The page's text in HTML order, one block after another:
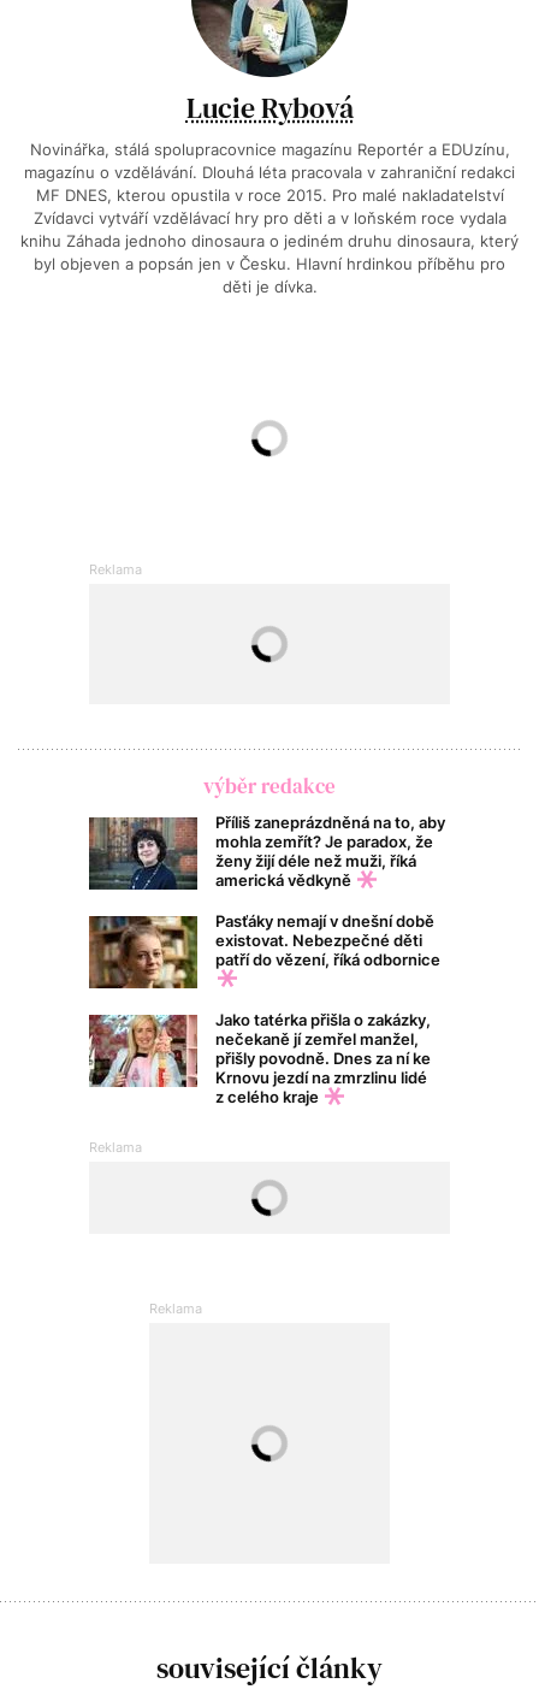
Lucie Rybová
Novinářka, stálá spolupracovnice magazínu Reportér a EDUzínu,
magazínu o vzdělávání. Dlouhá léta pracovala v zahraniční redakci
MF DNES, kterou opustila v roce 2015. Pro malé nakladatelství
Zvídavci vytváří vzdělávací hry pro děti a v loňském roce vydala
knihu Záhada jednoho dinosaura o jediném druhu dinosaura, který
byl objeven a popsán jen v Česku. Hlavní hrdinkou příběhu pro
děti je dívka.
výběr redakce
Příliš zaneprázdněná na to, aby
mohla zemřít? Je paradox, že
ženy žijí déle než muži, říká
americká vědkyně
Pasťáky nemají v dnešní době
existovat. Nebezpečné děti
patří do vězení, říká odbornice
Jako tatérka přišla o zakázky,
nečekaně jí zemřel manžel,
přišly povodně. Dnes za ní ke
Krnovu jezdí na zmrzlinu lidé
z celého kraje
související články